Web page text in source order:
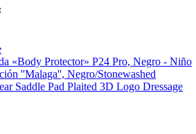
«Body Protector» P24 Pro, Negro - Niño
''Malaga'', Negro/Stonewashed
Saddle Pad Plaited 3D Logo Dressage